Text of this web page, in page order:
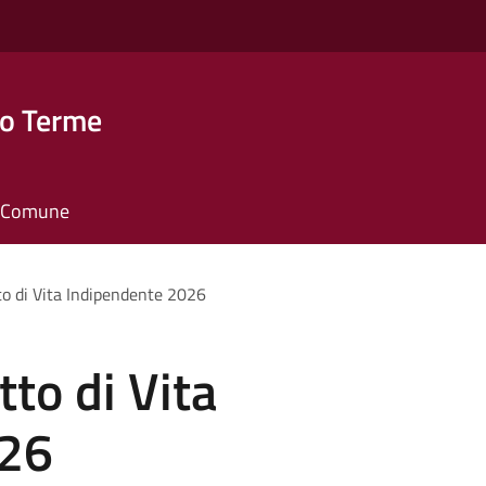
Terme
di Vita Indipendente 2026
di Vita